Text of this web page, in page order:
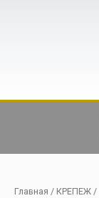
Главная / КРЕПЕЖ /